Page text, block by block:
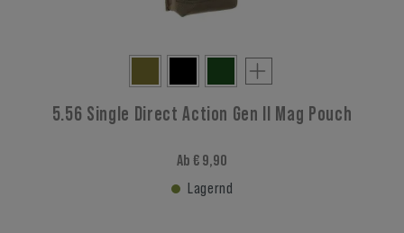
5.56 Single Direct Action Gen II Mag Pouch
Ab € 9,90
Lagernd